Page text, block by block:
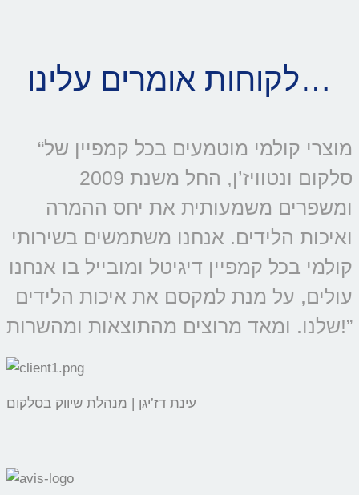
לקוחות אומרים עלינו…
“מוצרי קולמי מוטמעים בכל קמפיין של
סלקום ונטוויז’ן, החל משנת 2009
ומשפרים משמעותית את יחס ההמרה
ואיכות הלידים. אנחנו משתמשים בשירותי
קולמי בכל קמפיין דיגיטל ומובייל בו אנחנו
עולים, על מנת למקסם את איכות הלידים
שלנו. ומאד מרוצים מהתוצאות ומהשרות!”
עינת דז’יגן | מנהלת שיווק בסלקום